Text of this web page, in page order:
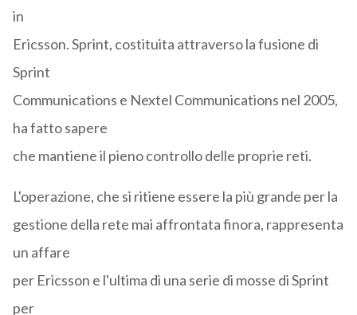
in
Ericsson. Sprint, costituita attraverso la fusione di
Sprint
Communications e Nextel Communications nel 2005,
ha fatto sapere
che mantiene il pieno controllo delle proprie reti.
L'operazione, che si ritiene essere la più grande per la
gestione della rete mai affrontata finora, rappresenta
un affare
per Ericsson e l'ultima di una serie di mosse di Sprint
per